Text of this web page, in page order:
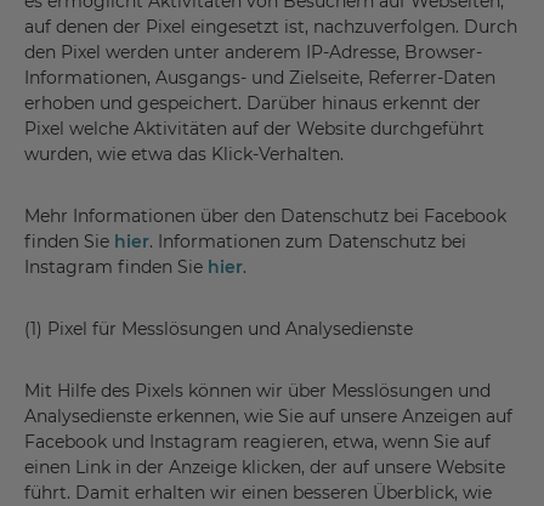
auf denen der Pixel eingesetzt ist, nachzuverfolgen. Durch
den Pixel werden unter anderem IP-Adresse, Browser-
Informationen, Ausgangs- und Zielseite, Referrer-Daten
erhoben und gespeichert. Darüber hinaus erkennt der
Pixel welche Aktivitäten auf der Website durchgeführt
wurden, wie etwa das Klick-Verhalten.
Mehr Informationen über den Datenschutz bei Facebook
finden Sie hier. Informationen zum Datenschutz bei
Instagram finden Sie hier.
(1) Pixel für Messlösungen und Analysedienste
Mit Hilfe des Pixels können wir über Messlösungen und
Analysedienste erkennen, wie Sie auf unsere Anzeigen auf
Facebook und Instagram reagieren, etwa, wenn Sie auf
einen Link in der Anzeige klicken, der auf unsere Website
führt. Damit erhalten wir einen besseren Überblick, wie